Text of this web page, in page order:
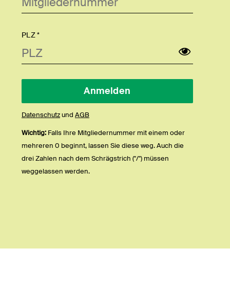
PLZ *
Datenschutzund AGB
Wichtig: Falls Ihre Mitgliedernummer mit einem oder
mehreren 0 beginnt, lassen Sie diese weg. Auch die
drei Zahlen nach dem Schrägstrich ("/") müssen
weggelassen werden.